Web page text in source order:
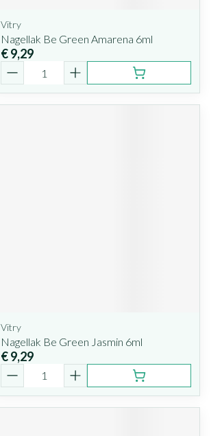
Vitry
Nagellak Be Green Amarena 6ml
€ 9,29
Vitry
Nagellak Be Green Jasmin 6ml
€ 9,29